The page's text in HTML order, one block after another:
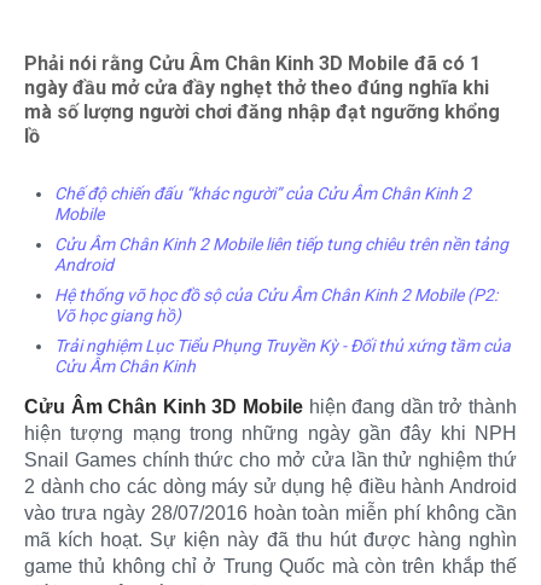
Phải nói rằng Cửu Âm Chân Kinh 3D Mobile đã có 1
ngày đầu mở cửa đầy nghẹt thở theo đúng nghĩa khi
mà số lượng người chơi đăng nhập đạt ngưỡng khổng
lồ
Chế độ chiến đấu “khác người” của Cửu Âm Chân Kinh 2
Mobile
Cửu Âm Chân Kinh 2 Mobile liên tiếp tung chiêu trên nền tảng
Android
Hệ thống võ học đồ sộ của Cửu Âm Chân Kinh 2 Mobile (P2:
Võ học giang hồ)
Trải nghiệm Lục Tiểu Phụng Truyền Kỳ - Đối thủ xứng tầm của
Cửu Âm Chân Kinh
Cửu Âm Chân Kinh 3D Mobile hiện đang dần trở thành
hiện tượng mạng trong những ngày gần đây khi NPH
Snail Games chính thức cho mở cửa lần thử nghiệm thứ
2 dành cho các dòng máy sử dụng hệ điều hành Android
vào trưa ngày 28/07/2016 hoàn toàn miễn phí không cần
mã kích hoạt. Sự kiện này đã thu hút được hàng nghìn
game thủ không chỉ ở Trung Quốc mà còn trên khắp thế